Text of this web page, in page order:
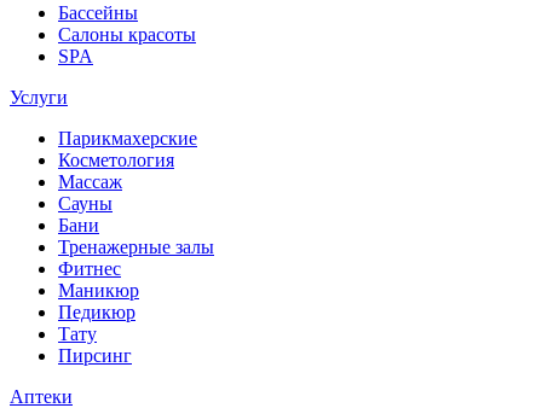
Бассейны
Салоны красоты
SPA
Услуги
Парикмахерские
Косметология
Массаж
Сауны
Бани
Тренажерные залы
Фитнес
Маникюр
Педикюр
Тату
Пирсинг
Аптеки